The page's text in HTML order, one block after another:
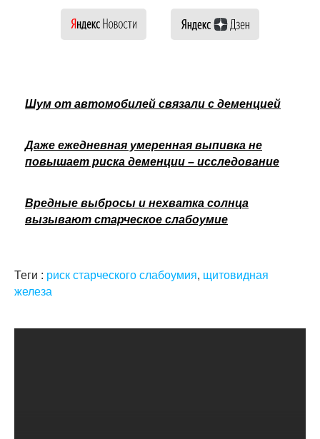
Шум от автомобилей связали с деменцией
Даже ежедневная умеренная выпивка не
повышает риска деменции – исследование
Вредные выбросы и нехватка солнца
вызывают старческое слабоумие
Теги : риск старческого слабоумия, щитовидная
железа